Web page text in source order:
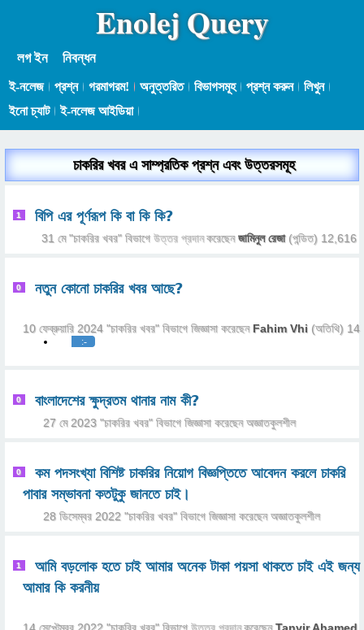
Enolej Query
লগ ইন নিবন্ধন
ই-নলেজ প্রশ্ন গরমাগরম! অনুত্তরিত বিভাগসমূহ প্রশ্ন করুন
লিখুন
ইনো চ্যাট
ই-নলেজ আইডিয়া
চাকরির খবর এ সাম্প্রতিক প্রশ্ন এবং উত্তরসমূহ
1 বিপি এর পূর্ণরূপ কি বা কি কি?
31 মে "চাকরির খবর" বিভাগে উত্তর প্রদানকরেছেনজামিনুল রেজা (পন্ডিত) 12,616
0 নতুন কোনো চাকরির খবর আছে?
10 ফেব্রুয়ারি 2024 "চাকরির খবর" বিভাগে জিজ্ঞাসাকরেছেন Fahim Vhi (অতিথি) 14
:-
0 বাংলাদেশের ক্ষুদ্রতম থানার নাম কী?
27 মে 2023 "চাকরির খবর" বিভাগে জিজ্ঞাসাকরেছেনঅজ্ঞাতকুলশীল
0
কম পদসংখ্যা বিশিষ্ট চাকরির নিয়োগ বিজ্ঞপ্তিতে আবেদন করলে চাকরি
পাবার সম্ভাবনা কতটুকু জানতে চাই।
28 ডিসেম্বর 2022 "চাকরির খবর" বিভাগে জিজ্ঞাসাকরেছেনঅজ্ঞাতকুলশীল
1
আমি বড়লোক হতে চাই আমার অনেক টাকা পয়সা থাকতে চাই এই জন্য
আমার কি করনীয়